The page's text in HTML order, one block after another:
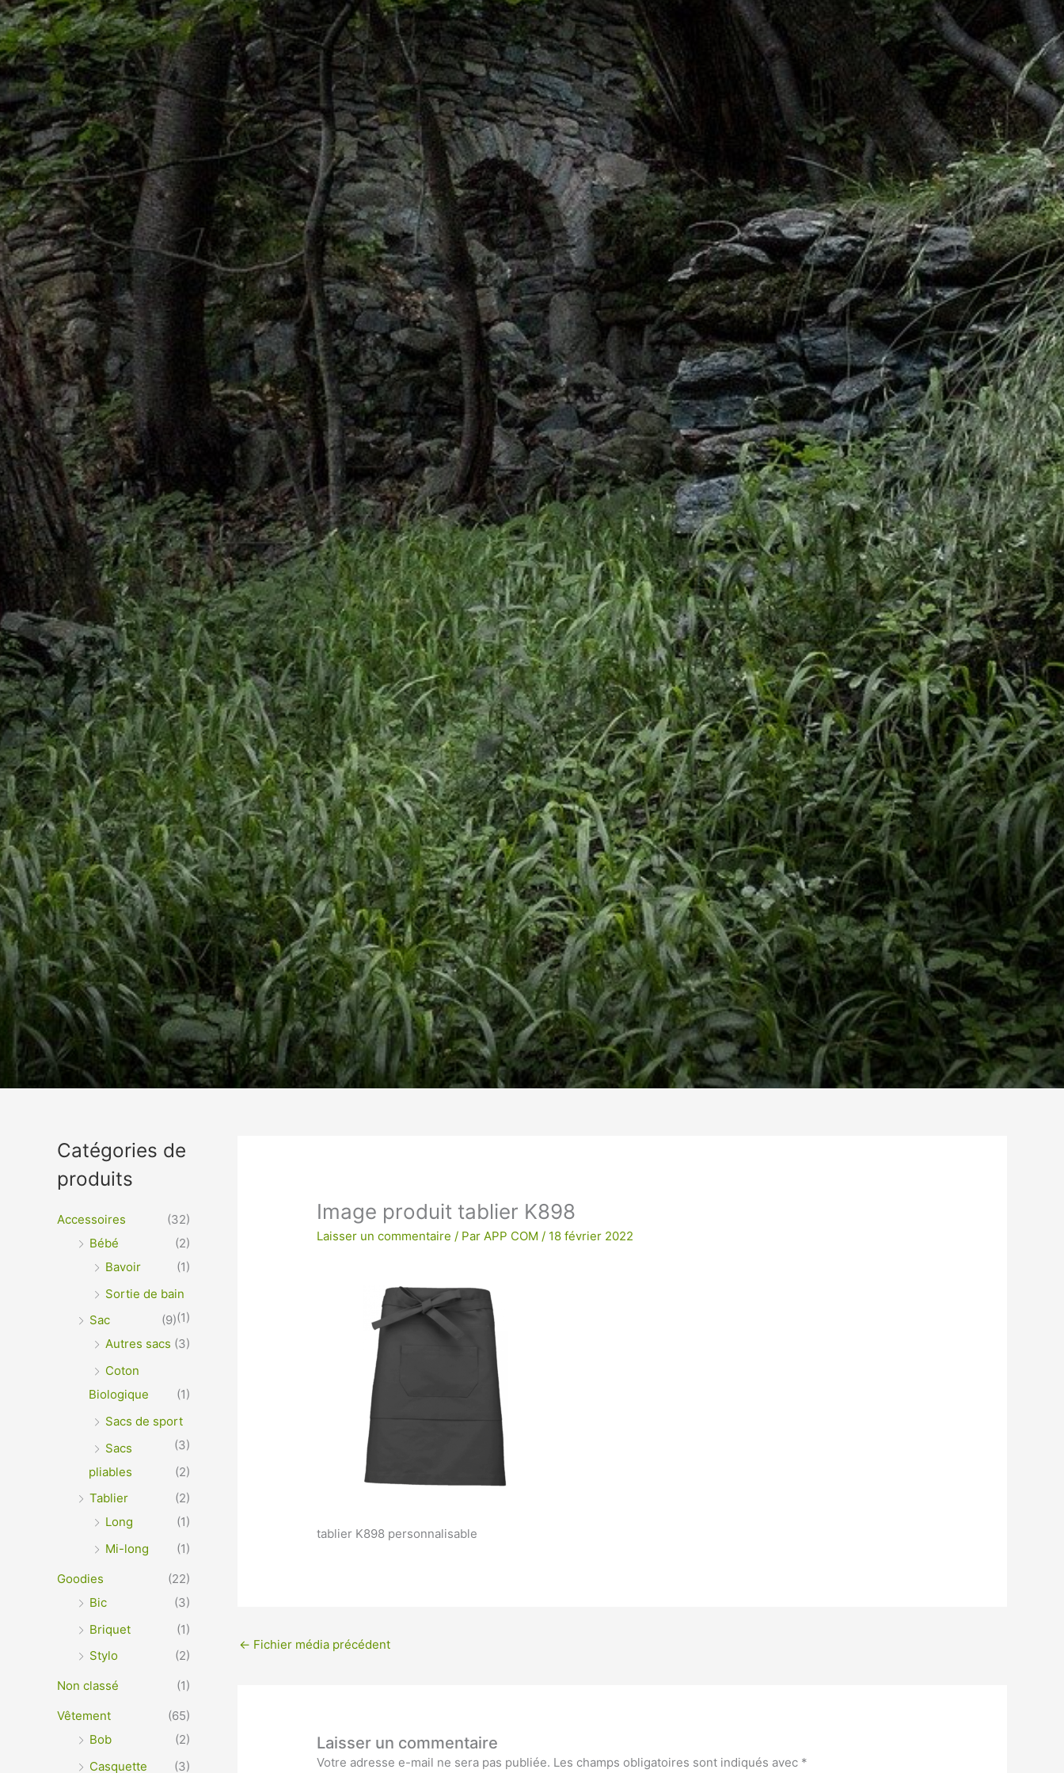
Un vêtement à votre image !
VÊTEMENTS ET OBJETS À PERSONNALISER EN BRODERIE POUR UNE QUALITE
OPTIMALE ou IMPRESSION SUR TEXTILES…
Catégories de
produits
Accessoires
(32)
Bébé
(2)
Bavoir
(1)
Sortie de bain
(1)
Sac
(9)
Autres sacs (3)
Coton
Biologique
(1)
Sacs de sport
(3)
Sacs
pliables
(2)
Tablier
(2)
Long
(1)
Mi-long
(1)
Goodies
(22)
Bic
(3)
Briquet
(1)
Stylo
(2)
Non classé
(1)
Vêtement
(65)
Bob
(2)
Casquette
(3)
Image produit tablier K898
Laisser un commentaire / ParAPP COM/ 18 février 2022
tablier K898 personnalisable
← Fichier média précédent
Laisser un commentaire
Votre adresse e-mail ne sera pas publiée. Les champs obligatoires sont indiqués avec *